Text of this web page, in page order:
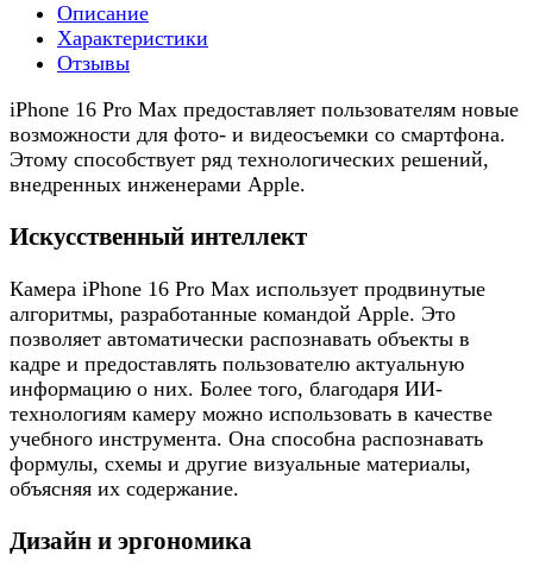
Описание
Характеристики
Отзывы
iPhone 16 Pro Max предоставляет пользователям новые
возможности для фото- и видеосъемки со смартфона.
Этому способствует ряд технологических решений,
внедренных инженерами Apple.
Искусственный интеллект
Камера iPhone 16 Pro Max использует продвинутые
алгоритмы, разработанные командой Apple. Это
позволяет автоматически распознавать объекты в
кадре и предоставлять пользователю актуальную
информацию о них. Более того, благодаря ИИ-
технологиям камеру можно использовать в качестве
учебного инструмента. Она способна распознавать
формулы, схемы и другие визуальные материалы,
объясняя их содержание.
Дизайн и эргономика